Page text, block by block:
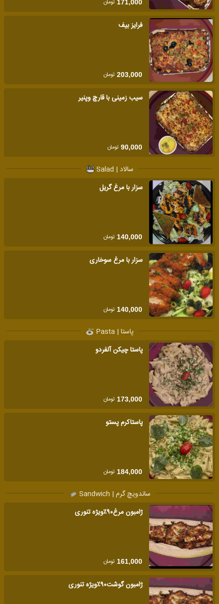
171,000 تومان
فرایز بیف
203,000 تومان
سیب زمینی با قارچ وپنیر
90,000 تومان
سالاد | Salad
سزار با مرغ گریل
140,000 تومان
سزار با مرغ سوخاری
140,000 تومان
پاستا | Pasta
پاستا چیکن آلفردو
173,000 تومان
پاستاکرم پستو
184,000 تومان
ساندویچ گرم | Sandwich
ژامبون مرغ۹۰٪ویژه تنوری
161,000 تومان
ژامبون گوشت۹۰٪ویژه تنوری